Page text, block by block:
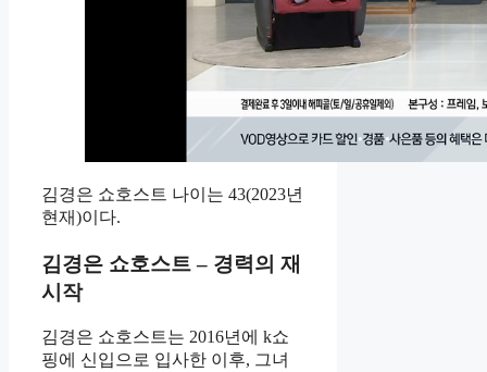
김경은 쇼호스트 나이는 43(2023년
현재)이다.
김경은 쇼호스트 – 경력의 재
시작
김경은 쇼호스트는 2016년에 k쇼
핑에 신입으로 입사한 이후, 그녀